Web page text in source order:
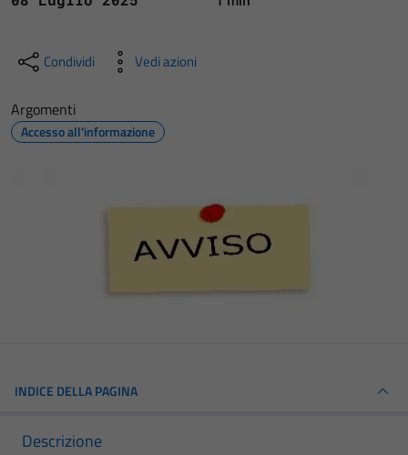
Condividi Vedi azioni
Argomenti
Accesso all'informazione
INDICE DELLA PAGINA
Descrizione